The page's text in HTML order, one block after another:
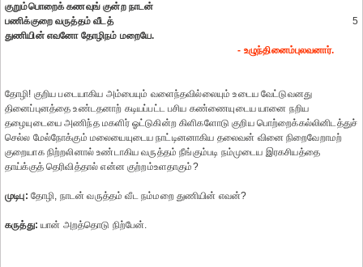
குறும்பொறைக் கணவுங் குன்ற நாடன்
பணிக்குறை வருத்தம் வீடத்
5
துணியின் எவனோ தோழிநம் மறையே.
- உழுந்தினைம்புலவனார்.
தோழி! குறிய படையாகிய அம்பையும் வளைந்தவில்லையும் உடைய வேட்டுவனது
தினைப்புனத்தை உண்டதனாற் கடியப்பட்ட பசிய கண்ணையுடைய யானை நறிய
தழையுடையை அணிந்த மகளிர் ஓட்டுகின்ற கிளிகளோடு குறிய பொற்றைக்கல்லினிடத்துச்
செல்ல மேல்நோக்கும் மலையையுடைய நாட்டினனாகிய தலைவன் வினை நிறைவேறாமற்
குறையாக நிற்றலினால் உண்டாகிய வருத்தம் நீங்கும்படி நம்முடைய இரகசியத்தை
தாய்க்குத் தெரிவித்தால் என்ன குற்றம்உளதாகும்?
முடிபு: தோழி, நாடன் வருத்தம் வீட நம்மறை துணியின் எவன்?
கருத்து: யான் அறத்தொடு நிற்பேன்.